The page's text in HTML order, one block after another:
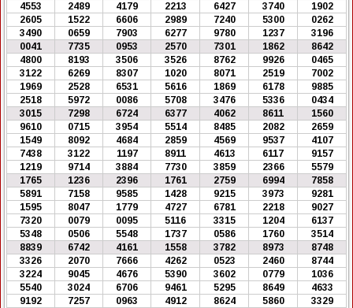
4553
2489 4179 2213 6427 3740
1902
2605
1522 6606 2989 7240 5300
0262
3490
0659 7903 6277 9780 1237
3196
0041
7735 0953 2570 7301 1862
8642
4800
8193 3506 3526 8762 9926
0465
3122
6269 8307 1020 8071 2519
7002
1969
2528 6531 5616 1869 6178
9885
2518
5972 0086 5708 3476 5336
0434
3015
7298 6724 6377 4062 8611
1560
9610
0715 3954 5514 8485 2082
2659
1549
8092 4684 2859 4569 9537
4107
7438
3122 1197 8911 4613 6117
9157
1219
9714 3884 7730 3859 2366
5579
1765
1236 2396 1761 2759 6994
7858
5891
7158 9585 1428 9215 3973
9281
1595
8047 1779 4727 6781 2218
9027
7320
0079 0095 5116 3315 1204
6137
5348
0506 5548 1737 0586 1760
3514
8839
6742 4161 1558 3782 8973
8748
3326
2070 7666 4262 0523 2460
8744
3224
9045 4676 5390 3602 0779
1036
5540
3024 6706 9461 5295 8649
4633
9192
7257 0963 4912 8624 5860 3329